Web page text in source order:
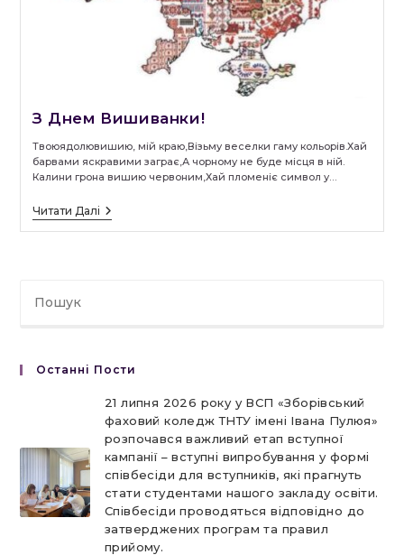
З Днем Вишиванки!
Твоюядолювишию, мій краю,Візьму веселки гаму кольорів.Хай
барвами яскравими заграє,А чорному не буде місця в ній.
Калини грона вишию червоним,Хай пломеніє символ у…
Читати ДаліЗ
Днем
Останні Пости
21 липня 2026 року у ВСП «Зборівський
фаховий коледж ТНТУ імені Івана Пулюя»
розпочався важливий етап вступної
кампанії – вступні випробування у формі
співбесіди для вступників, які прагнуть
стати студентами нашого закладу освіти.
Співбесіди проводяться відповідно до
затверджених програм та правил
прийому.